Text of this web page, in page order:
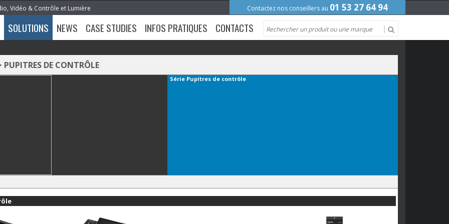
Vidéo & Contrôle et Lumière Contactez nos conseillers au 01 53 27 64 94
SOLUTIONS NEWS CASE STUDIES INFOS PRATIQUES CONTACTS
PUPITRES DE CONTRÔLE
Série Pupitres de contrôle